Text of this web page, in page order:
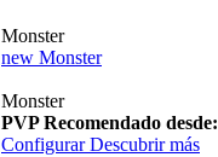
Monster
new Monster
Monster
PVP Recomendado
Configurar Descubrir más